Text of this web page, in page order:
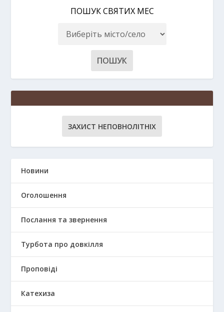
ПОШУК СВЯТИХ МЕС
ЗАХИСТ НЕПОВНОЛІТНІХ
Новини
Оголошення
Послання та звернення
Турбота про довкілля
Проповіді
Катехиза